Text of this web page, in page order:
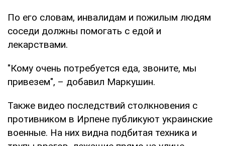
По его словам, инвалидам и пожилым людям
соседи должны помогать с едой и
лекарствами.
"Кому очень потребуется еда, звоните, мы
привезем", – добавил Маркушин.
Также видео последствий столкновения с
противником в Ирпене публикуют украинские
военные. На них видна подбитая техника и